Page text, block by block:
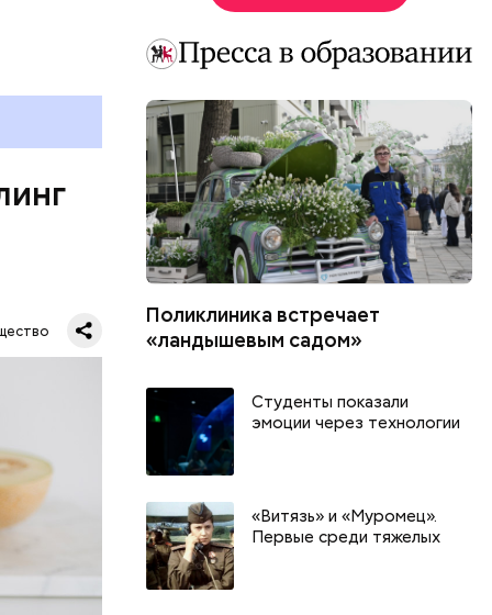
Поликлиника встречает
«ландышевым садом»
Студенты показали
эмоции через технологии
«Витязь» и «Муромец».
Первые среди тяжелых